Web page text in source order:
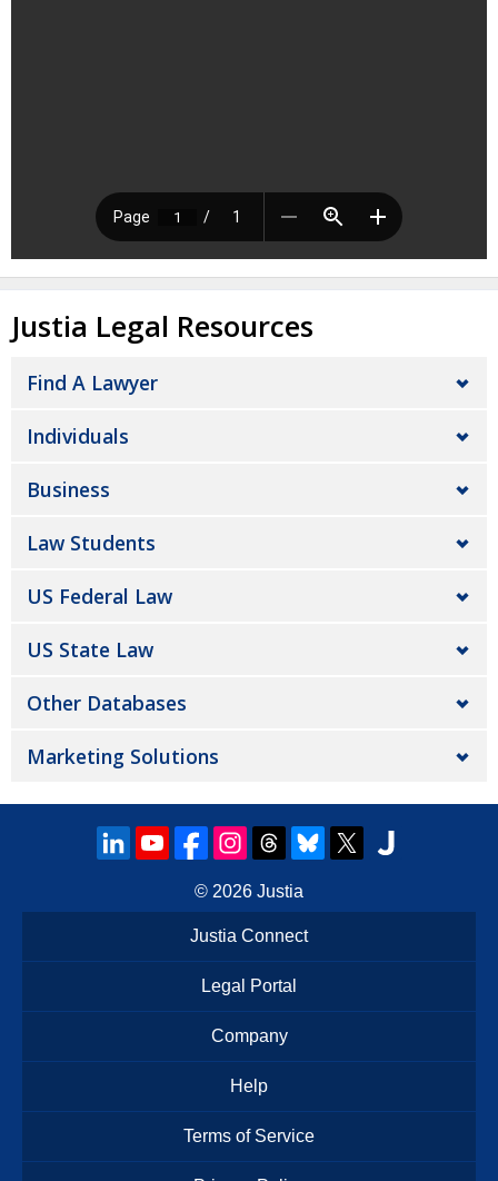
Justia Legal Resources
Find A Lawyer
Individuals
Business
Law Students
US Federal Law
US State Law
Other Databases
Marketing Solutions
© 2026 Justia
Justia Connect
Legal Portal
Company
Help
Terms of Service